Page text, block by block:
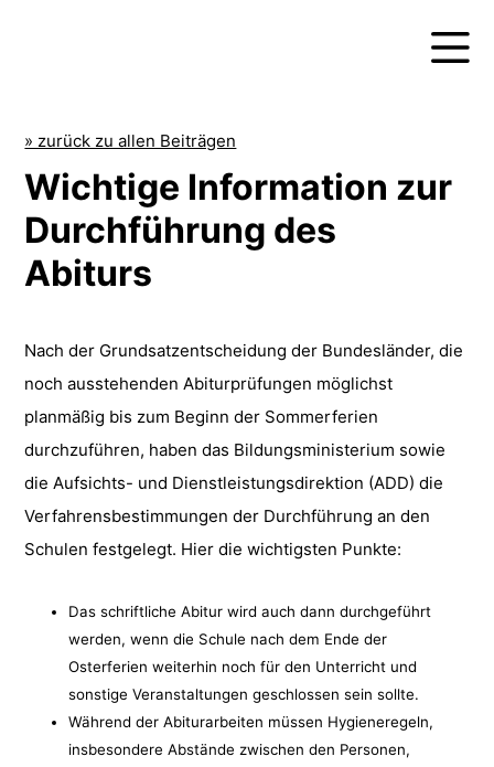
» zurück zu allen Beiträgen
Wichtige Information zur
Durchführung des
Abiturs
Nach der Grundsatzentscheidung der Bundesländer, die
noch ausstehenden Abiturprüfungen möglichst
planmäßig bis zum Beginn der Sommerferien
durchzuführen, haben das Bildungsministerium sowie
die Aufsichts- und Dienstleistungsdirektion (ADD) die
Verfahrensbestimmungen der Durchführung an den
Schulen festgelegt. Hier die wichtigsten Punkte:
Das schriftliche Abitur wird auch dann durchgeführt
werden, wenn die Schule nach dem Ende der
Osterferien weiterhin noch für den Unterricht und
sonstige Veranstaltungen geschlossen sein sollte.
Während der Abiturarbeiten müssen Hygieneregeln,
insbesondere Abstände zwischen den Personen,